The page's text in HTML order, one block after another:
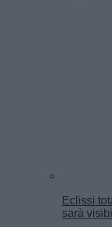
Eclissi
sarà